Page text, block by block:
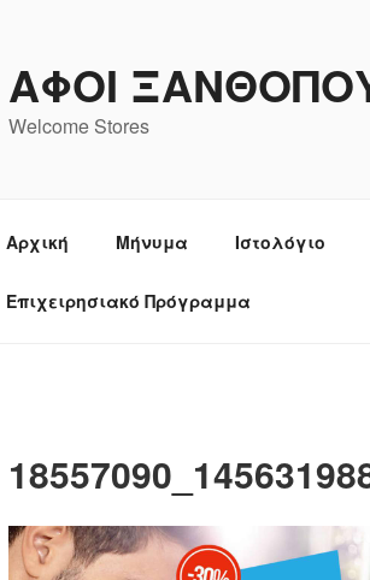
ΑΦΟΙ
Welcome Stores
Αρχική Μήνυμα Ιστολόγιο
Επιχειρησιακό Πρόγραμμα